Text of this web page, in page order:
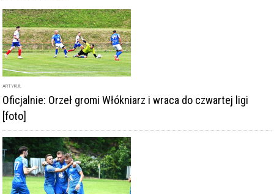
ARTYKUŁ
Oficjalnie: Orzeł gromi Włókniarz i wraca do czwartej ligi
[foto]